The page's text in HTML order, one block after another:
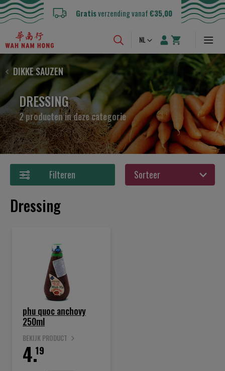
Gratisverzending vanaf€35,00
Taal
NL
DIKKE SAUZEN
DRESSING
2 producten in deze categorie
Filteren
Dressing
phu quoc anchovy
250ml
BEKIJK PRODUCT
19
4.